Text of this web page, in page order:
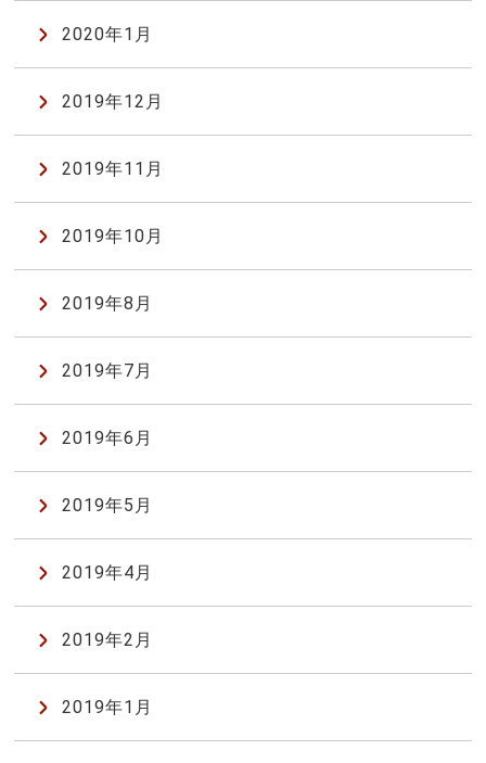
2020年1月
2019年12月
2019年11月
2019年10月
2019年8月
2019年7月
2019年6月
2019年5月
2019年4月
2019年2月
2019年1月